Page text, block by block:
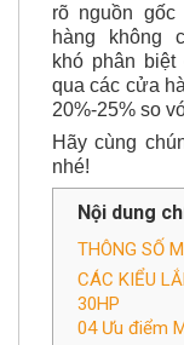
rõ nguồn
hàng không
khó phân
qua các cửa
20%-25% so
Hãy cùng
nhé!
Nội dung
THÔNG SỐ
CÁC KIỂU
30HP
04 Ưu điểm